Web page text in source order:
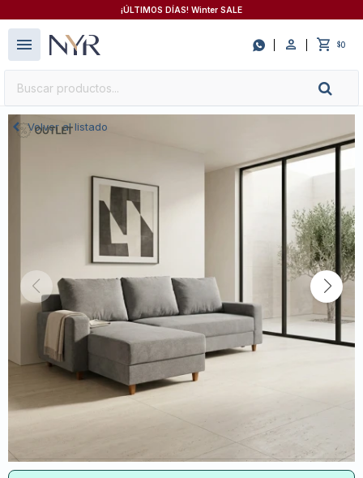
¡ÚLTIMOS DÍAS! Winter SALE
 $0
menu
Volver al listado
close